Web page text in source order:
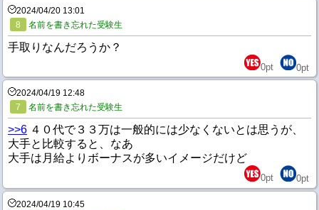
2024/04/20 13:01
8
名前を書き忘れた受験生
手取りなんだろうか？
0pt 0pt
2024/04/19 12:48
7
名前を書き忘れた受験生
>>6 ４０代で３３万は一般的には少なくないとは思うが、
大手と比較すると、なあ
大手は月給よりボーナスが多いイメージだけど
0pt 0pt
2024/04/19 10:45